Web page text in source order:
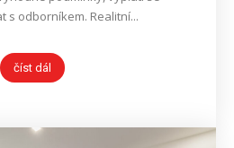
s odborníkem. Realitní...
číst dál